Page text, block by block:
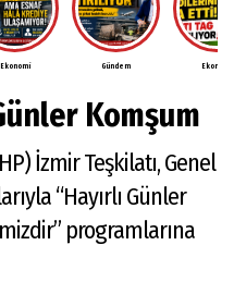
Video
Galeri
Künye
İletişim
Çerez
Gizlilik
İlkeleri
Ekonomi Gündem Ekonomi
Komşum
İzmir Teşkilatı, Genel
“Hayırlı Günler
programlarına